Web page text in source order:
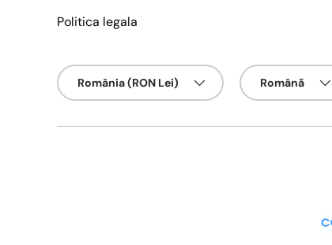
Politica legala
Țarǎ/Regiune
România (RON Lei)
Limbā
Română